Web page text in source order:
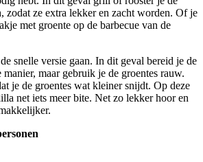
zodat ze extra lekker en zacht worden. Of je
met groente op de barbecue van de
snelle versie gaan. In dit geval bereid je de
maar gebruik je de groentes rauw.
je de groentes wat kleiner snijdt. Op deze
net iets meer bite. Net zo lekker hoor en